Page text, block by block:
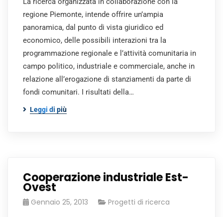
regione Piemonte, intende offrire un’ampia
panoramica, dal punto di vista giuridico ed
economico, delle possibili interazioni tra la
programmazione regionale e l’attività comunitaria in
campo politico, industriale e commerciale, anche in
relazione all’erogazione di stanziamenti da parte di
fondi comunitari. I risultati della…
Leggi di più
Cooperazione industriale Est-
Ovest
Gennaio 25, 2013 Progetti di ricerca